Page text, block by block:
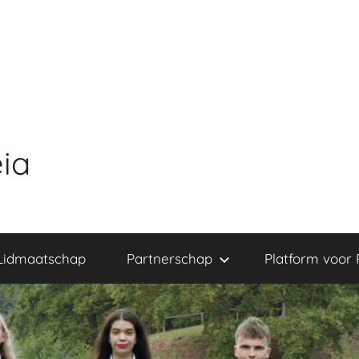
Partnerschap Platform voor